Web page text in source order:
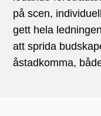
på scen,
gett hela
att sprida
åstadkomma,